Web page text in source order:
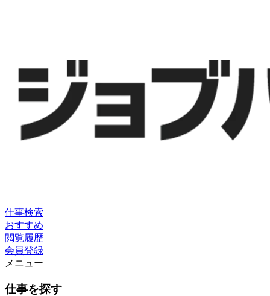
仕事検索
おすすめ
閲覧履歴
会員登録
メニュー
仕事を探す